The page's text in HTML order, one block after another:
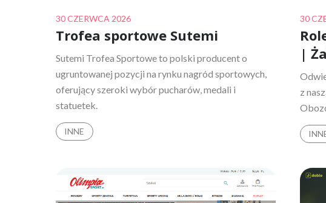
Posted
on
30 CZERWCA 2026
Trofea sportowe Sutemi
Sutemi Trofea Sportowe to polski producent o
ugruntowanej pozycji na rynku nagród sportowych,
oferujący szeroki wybór pucharów, medali i
statuetek.
INNE
on
30
|
z